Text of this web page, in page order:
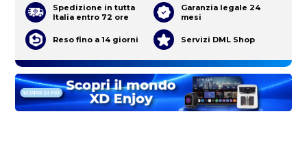
Spedizione in tutta
Italia entro 72 ore
Garanzia legale 24
mesi
Reso fino a 14 giorni Servizi DML Shop